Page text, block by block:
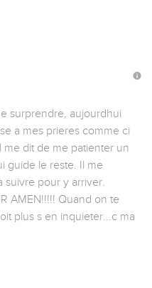
surprendre, aujourdhui
a mes prieres comme ci
me dit de me patienter un
guide le reste. Il me
suivre pour y arriver.
AMEN!!!!! Quand on te
plus s en inquieter...c ma